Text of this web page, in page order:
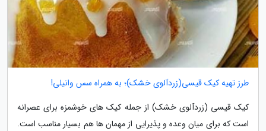
طرز تهیه کیک قیسی(زردآلوی خشک)؛ به همراه سس وانیلی!
کیک قیسی (زردآلوی خشک) از جمله کیک های خوشمزه برای عصرانه
است که برای میان وعده و پذیرایی از مهمان ها هم بسیار مناسب است.